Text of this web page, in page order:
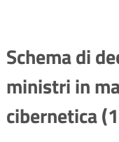
Schema di
ministri in
cibernetica